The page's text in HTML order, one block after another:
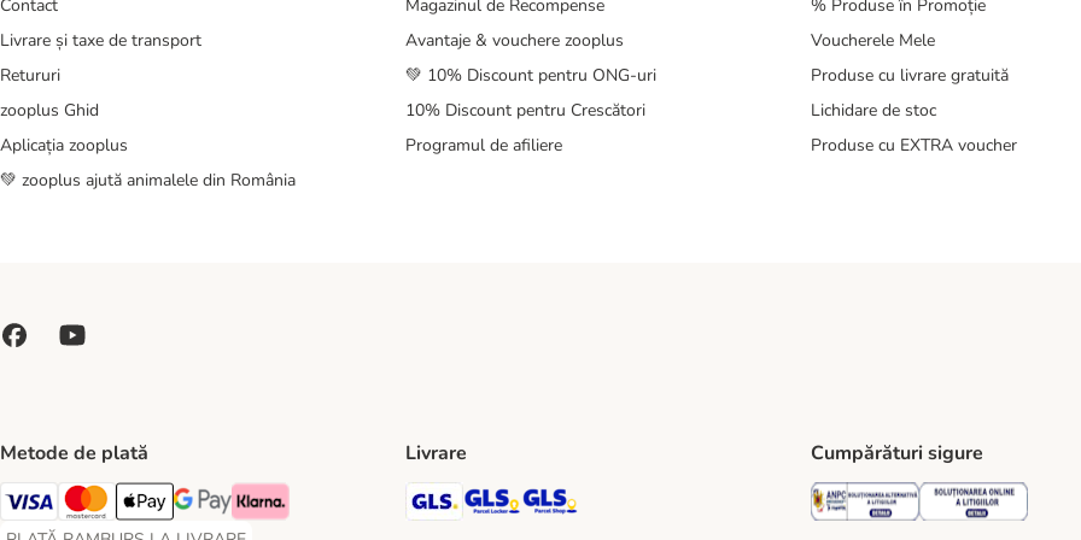
Contact
Livrare și taxe de transport
Retururi
zooplus Ghid
Aplicația zooplus
💚 zooplus ajută animalele din România
Magazinul de Recompense
Avantaje & vouchere zooplus
💚 10% Discount pentru ONG-uri
10% Discount pentru Crescători
Programul de afiliere
% Produse în Promoție
Voucherele Mele
Produse cu livrare gratuită
Lichidare de stoc
Produse cu EXTRA voucher
Metode de plată
Visa Payment Method
Master Card Payment Method
Apple Pay Payment Method
Google Pay Payment Method
Klarna Payment Method
Livrare
GLS Shipping Method
GLS Locker Shipping Method
GLS Parcel Shop Shipping Method
Cumpărături sigure
Security